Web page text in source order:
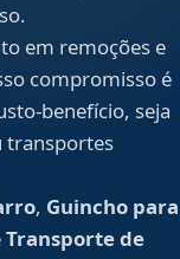
em remoções e
compromisso é
benefício, seja
transportes
, Guincho para
Transporte de